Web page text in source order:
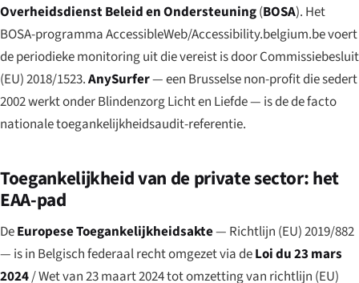
Overheidsdienst Beleid en Ondersteuning(BOSA). Het
BOSA-programma AccessibleWeb/Accessibility.belgium.be voert
de periodieke monitoring uit die vereist is door Commissiebesluit
(EU) 2018/1523.AnySurfer— een Brusselse non-profit die sedert
2002 werkt onder Blindenzorg Licht en Liefde — is de de facto
nationale toegankelijkheidsaudit-referentie.
Toegankelijkheid van de private sector: het
EAA-pad
DeEuropese Toegankelijkheidsakte— Richtlijn (EU) 2019/882
— is in Belgisch federaal recht omgezet via deLoi du 23 mars
2024/Wet van 23 maart 2024 tot omzetting van richtlijn (EU)